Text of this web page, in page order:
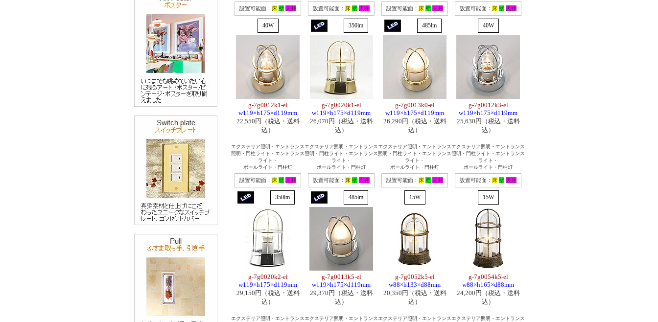
設置可能面： 床 壁 天井
40W
g-7g0012k1-el
w119×h175×d119mm
22,550円（税込・送料
込）
設置可能面： 床 壁 天井
350lm
g-7g0020k1-el
w119×h175×d119mm
26,070円（税込・送料
込）
設置可能面： 床 壁 天井
485lm
g-7g0013k0-el
w119×h175×d119mm
26,290円（税込・送料
込）
設置可能面： 床 壁 天井
40W
g-7g0012k3-el
w119×h175×d119mm
25,630円（税込・送料
込）
エクステリア照明・エントランス
照明・門柱ライト・エントランス
ライト・
ポールライト・門柱灯
設置可能面： 床 壁 天井
350lm
g-7g0020k2-el
w119×h175×d119mm
29,150円（税込・送料
込）
エクステリア照明・エントランス
照明・門柱ライト・エントランス
ライト・
ポールライト・門柱灯
設置可能面： 床 壁 天井
485lm
g-7g0013k5-el
w119×h175×d119mm
29,370円（税込・送料
込）
エクステリア照明・エントランス
照明・門柱ライト・エントランス
ライト・
ポールライト・門柱灯
設置可能面： 床 壁 天井
15W
g-7g0052k5-el
w88×h133×d88mm
20,350円（税込・送料
込）
エクステリア照明・エントランス
照明・門柱ライト・エントランス
ライト・
ポールライト・門柱灯
設置可能面： 床 壁 天井
15W
g-7g0054k5-el
w88×h165×d88mm
24,200円（税込・送料
込）
エクステリア照明・エントランス エクステリア照明・エントランス エクステリア照明・エントランス エクステリア照明・エントランス